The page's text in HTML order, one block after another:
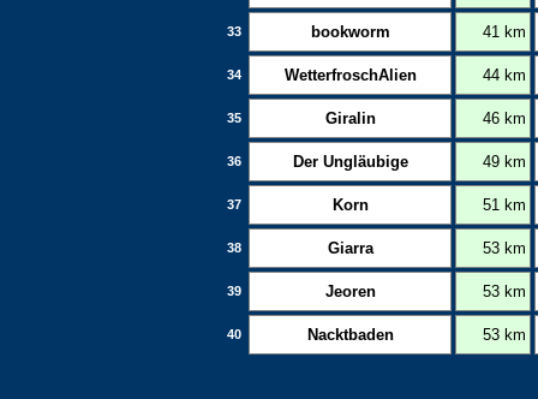
33 bookworm 41 km
34 WetterfroschAlien 44 km
35 Giralin 46 km
36 Der Ungläubige 49 km
37 Korn 51 km
38 Giarra 53 km
39 Jeoren 53 km
40 Nacktbaden 53 km